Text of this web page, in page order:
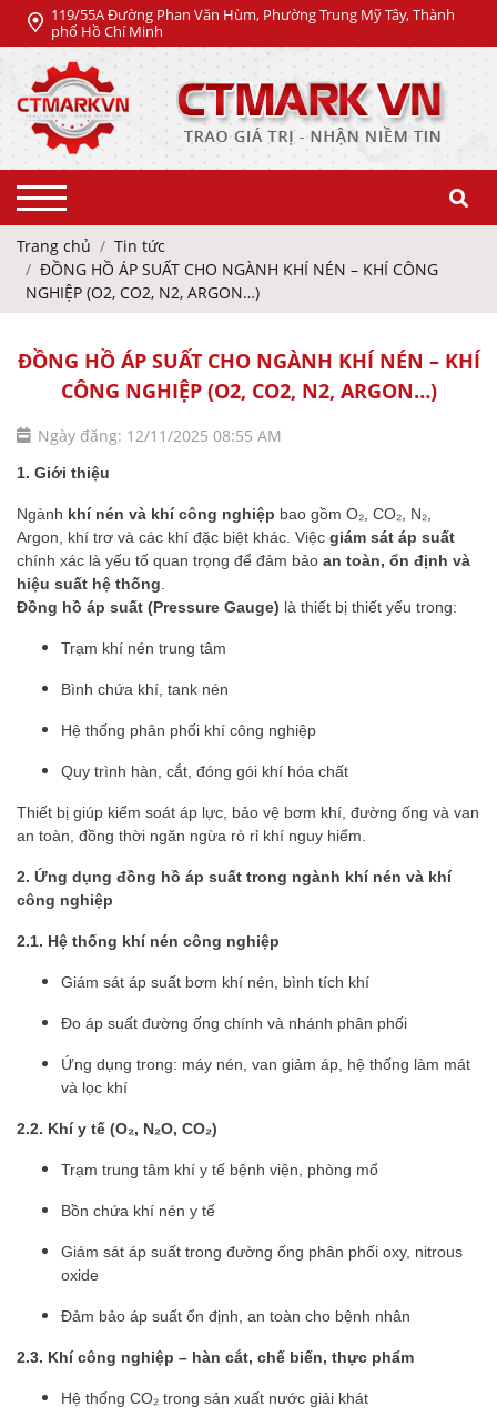
119/55A Đường Phan Văn Hùm, Phường Trung Mỹ Tây, Thành
phố Hồ Chí Minh
Trang chủ
Tin tức
ĐỒNG HỒ ÁP SUẤT CHO NGÀNH KHÍ NÉN – KHÍ CÔNG
NGHIỆP (O2, CO2, N2, ARGON…)
ĐỒNG HỒ ÁP SUẤT CHO NGÀNH KHÍ NÉN – KHÍ
CÔNG NGHIỆP (O2, CO2, N2, ARGON…)
Ngày đăng: 12/11/2025 08:55 AM
1. Giới thiệu
Ngành khí nén và khí công nghiệp bao gồm O₂, CO₂, N₂,
Argon, khí trơ và các khí đặc biệt khác. Việc giám sát áp suất
chính xác là yếu tố quan trọng để đảm bảo an toàn, ổn định và
hiệu suất hệ thống
Đồng hồ áp suất (Pressure Gauge) là thiết bị thiết yếu trong:
Trạm khí nén trung tâm
Bình chứa khí, tank nén
Hệ thống phân phối khí công nghiệp
Quy trình hàn, cắt, đóng gói khí hóa chất
Thiết bị giúp kiểm soát áp lực, bảo vệ bơm khí, đường ống và van
an toàn, đồng thời ngăn ngừa rò rỉ khí nguy hiểm.
2. Ứng dụng đồng hồ áp suất trong ngành khí nén và khí
công nghiệp
2.1. Hệ thống khí nén công nghiệp
Giám sát áp suất bơm khí nén, bình tích khí
Đo áp suất đường ống chính và nhánh phân phối
Ứng dụng trong: máy nén, van giảm áp, hệ thống làm mát
và lọc khí
2.2. Khí y tế (O₂, N₂O, CO₂)
Trạm trung tâm khí y tế bệnh viện, phòng mổ
Bồn chứa khí nén y tế
Giám sát áp suất trong đường ống phân phối oxy, nitrous
oxide
Đảm bảo áp suất ổn định, an toàn cho bệnh nhân
2.3. Khí công nghiệp – hàn cắt, chế biến, thực phẩm
Hệ thống CO₂ trong sản xuất nước giải khát